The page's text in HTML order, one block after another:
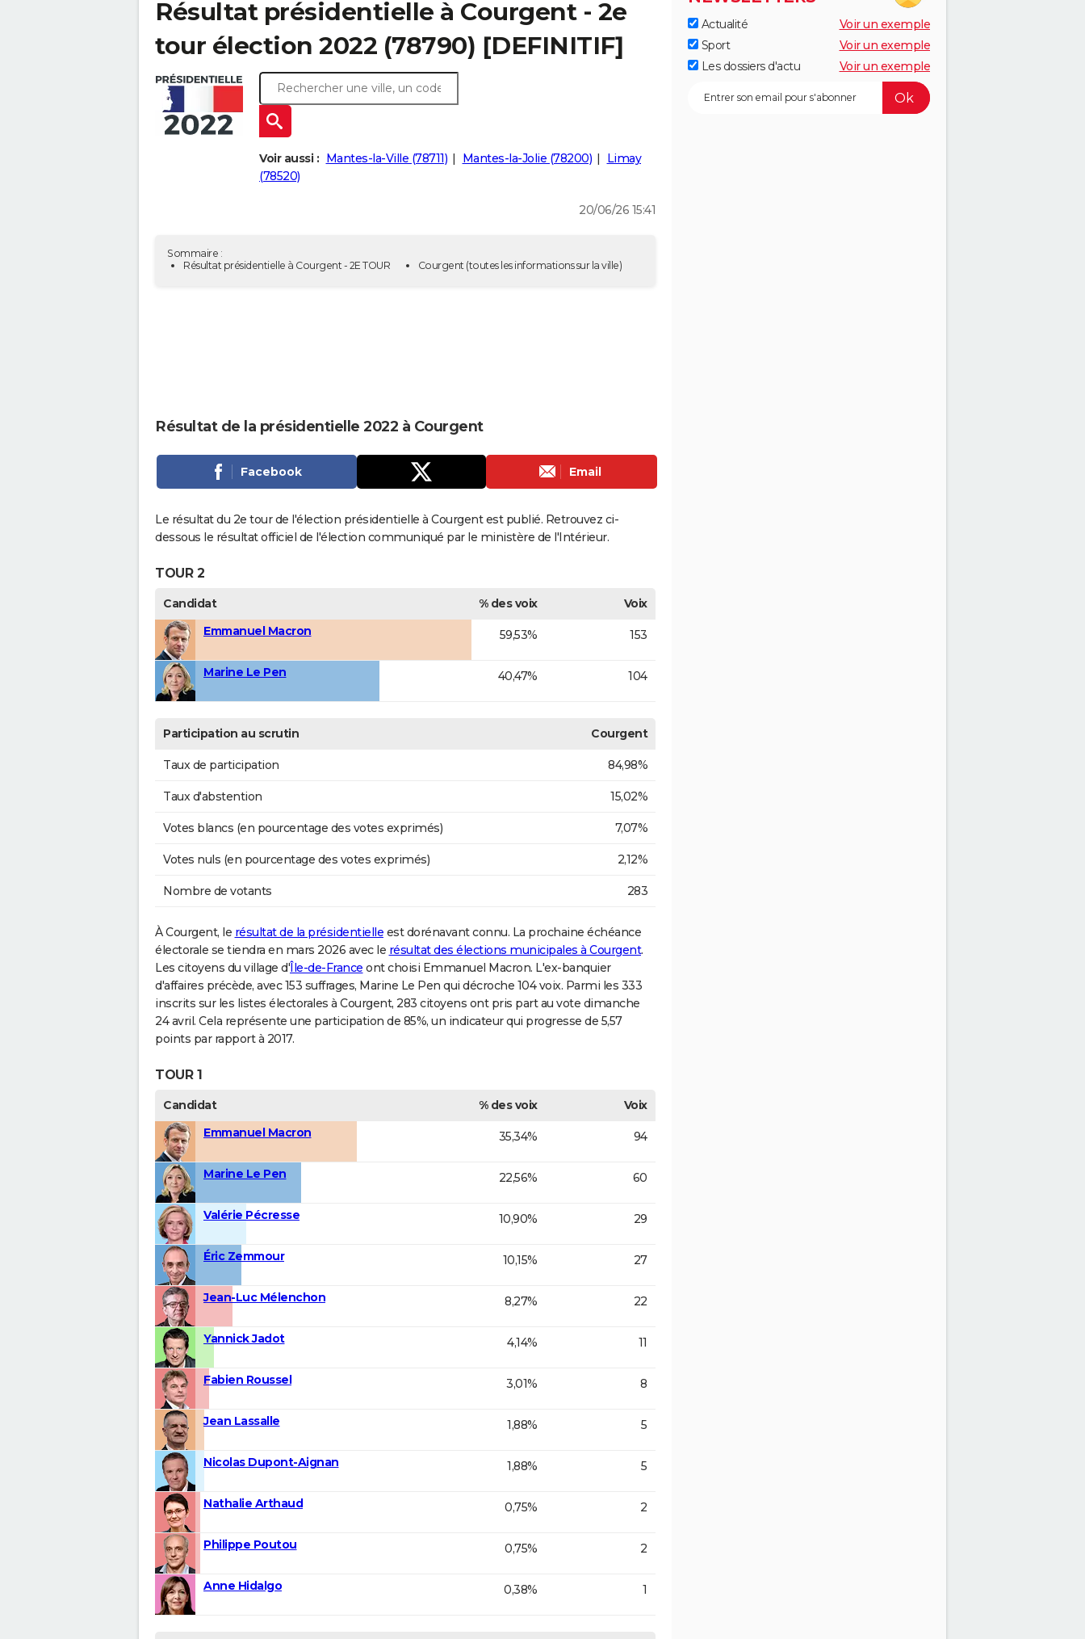
Résultat présidentielle à Courgent - 2e
tour élection 2022 (78790) [DEFINITIF]
Voir aussi : Mantes-la-Ville (78711) Mantes-la-Jolie (78200)
Limay
(78520)
20/06/26 15:41
Sommaire :
Résultat présidentielle à Courgent - 2E TOUR
Courgent(toutes les informations sur la ville)
Résultat de la présidentielle 2022 à Courgent
Facebook Email
Le résultat du 2e tour de l'élection présidentielle à Courgent est publié. Retrouvez ci-
dessous le résultat officiel de l'élection communiqué par le ministère de l'Intérieur.
TOUR 2
Candidat % des voix
Voix
Emmanuel Macron
59,53% 153
Marine Le Pen 40,47% 104
Participation au scrutin Courgent
Taux de participation 84,98%
Taux d'abstention 15,02%
Votes blancs (en pourcentage des votes exprimés) 7,07%
Votes nuls (en pourcentage des votes exprimés) 2,12%
Nombre de votants 283
À Courgent, le résultat de la présidentielle est dorénavant connu. La prochaine échéance
électorale se tiendra en mars 2026 avec le résultat des élections municipales à Courgent.
Les citoyens du village d' Île-de-France ont choisi Emmanuel Macron. L'ex-banquier
d'affaires précède, avec 153 suffrages, Marine Le Pen qui décroche 104 voix. Parmi les 333
inscrits sur les listes électorales à Courgent, 283 citoyens ont pris part au vote dimanche
24 avril. Cela représente une participation de 85%, un indicateur qui progresse de 5,57
points par rapport à 2017.
TOUR 1
Candidat % des voix
Voix
Emmanuel Macron
35,34% 94
Marine Le Pen 22,56% 60
Valérie Pécresse 10,90% 29
Éric Zemmour 10,15% 27
Jean-Luc Mélenchon 8,27% 22
Yannick Jadot 4,14% 11
Fabien Roussel 3,01% 8
Jean Lassalle 1,88% 5
Nicolas Dupont-Aignan 1,88% 5
Nathalie Arthaud 0,75% 2
Philippe Poutou 0,75% 2
Anne Hidalgo 0,38% 1
Actualité
Voir un exemple
Sport
Voir un exemple
Les dossiers d'actu
Voir un exemple